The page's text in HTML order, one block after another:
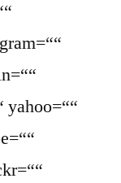
yahoo=““